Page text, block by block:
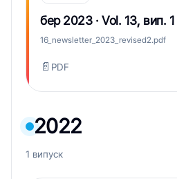
бер 2023 · Vol. 13, вип. 1
16_newsletter_2023_revised2.pdf
📄 PDF
2022
1 випуск